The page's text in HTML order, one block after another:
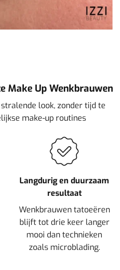
Make Up Wenkbrauwen
look, zonder tijd te
make-up routines
Langdurig en duurzaam
resultaat
Wenkbrauwen tatoeëren
blijft tot drie keer langer
mooi dan technieken
zoals microblading.